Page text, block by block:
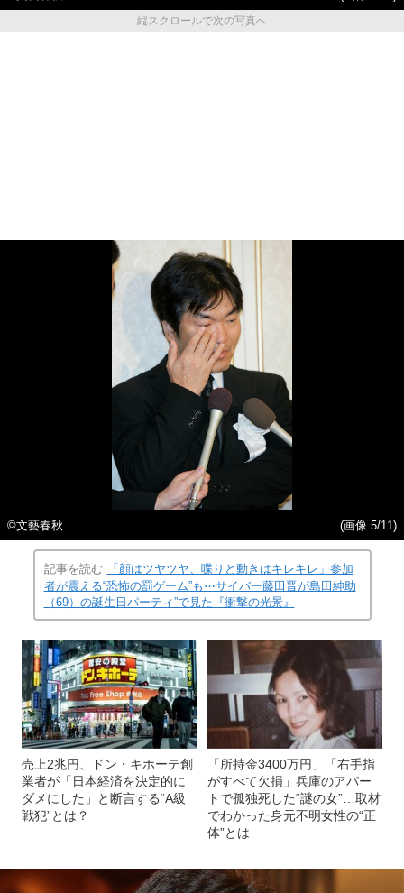
縦スクロールで次の写真へ
©文藝春秋 (画像 5/11)
記事を読む
「顔はツヤツヤ、喋りと動きはキレキレ」参加
者が震える“恐怖の罰ゲーム”も⋯サイバー藤田晋が島田紳助
（69）の誕生日パーティ”で見た『衝撃の光景』
売上2兆円、ドン・キホーテ創
業者が「日本経済を決定的に
ダメにした」と断言する“A級
戦犯”とは？
「所持金3400万円」「右手指
がすべて欠損」兵庫のアパー
トで孤独死した“謎の女”…取材
でわかった身元不明女性の“正
体”とは